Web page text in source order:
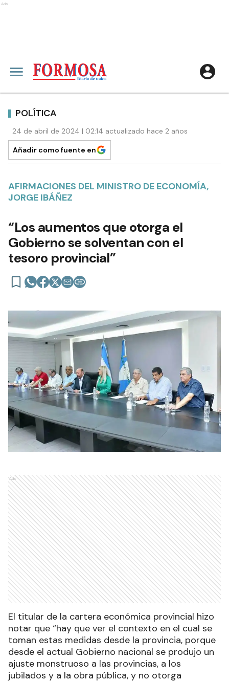
Ads
POLÍTICA
24 de abril de 2024 | 02:14 actualizado hace 2 años
Añadir como fuente en
AFIRMACIONES DEL MINISTRO DE ECONOMÍA,
JORGE IBÁÑEZ
“Los aumentos que otorga el
Gobierno se solventan con el
tesoro provincial”
Ads
El titular de la cartera económica provincial hizo
notar que “hay que ver el contexto en el cual se
toman estas medidas desde la provincia, porque
desde el actual Gobierno nacional se produjo un
ajuste monstruoso a las provincias, a los
jubilados y a la obra pública, y no otorga